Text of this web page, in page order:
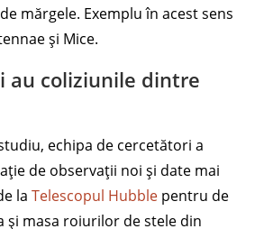
mărgele. Exemplu în acest sens
și Mice.
au coliziunile dintre
echipa de cercetători a
de observații noi și date mai
la Telescopul Hubble pentru de
și masa roiurilor de stele din